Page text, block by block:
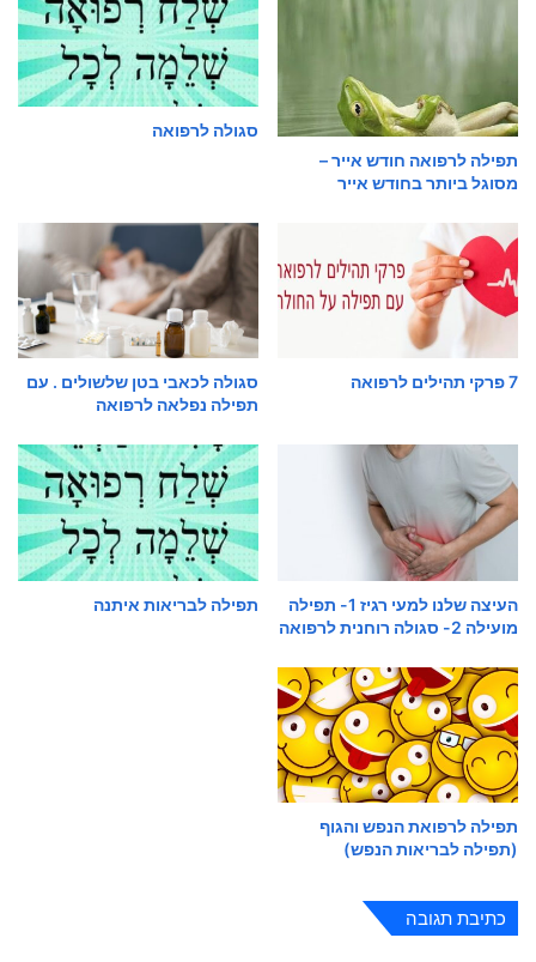
תפילה לרפואה חודש אייר –
מסוגל ביותר בחודש אייר
סגולה לרפואה
7 פרקי תהילים לרפואה
סגולה לכאבי בטן שלשולים . עם
תפילה נפלאה לרפואה
העיצה שלנו למעי רגיז 1- תפילה
מועילה 2- סגולה רוחנית לרפואה
תפילה לבריאות איתנה
תפילה לרפואת הנפש והגוף
(תפילה לבריאות הנפש)
כתיבת תגובה